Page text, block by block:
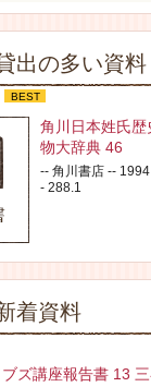
出の多い資料
BEST
角川日本姓氏歴
物大辞典 46
-- 角川書店 --
- 288.1
着資料
ズ講座報告書 13